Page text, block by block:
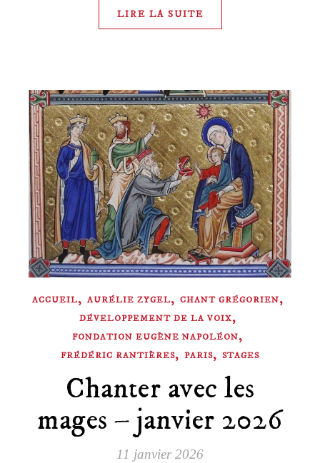
LIRE LA SUITE
ACCUEIL, AURÉLIE ZYGEL, CHANT GRÉGORIEN,
DÉVELOPPEMENT DE LA VOIX,
FONDATION EUGÈNE NAPOLÉON,
FRÉDÉRIC RANTIÈRES, PARIS, STAGES
Chanter avec les
mages – janvier 2026
11 janvier 2026